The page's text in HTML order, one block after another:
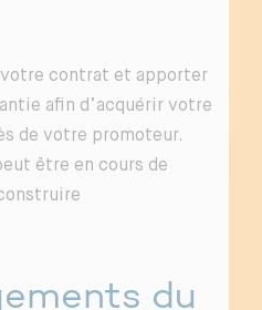
votre contrat et apporter
afin d’acquérir votre
de votre promoteur.
être en cours de
du